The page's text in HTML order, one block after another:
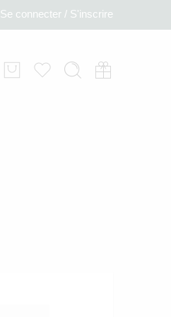
Se connecter / S'inscrire